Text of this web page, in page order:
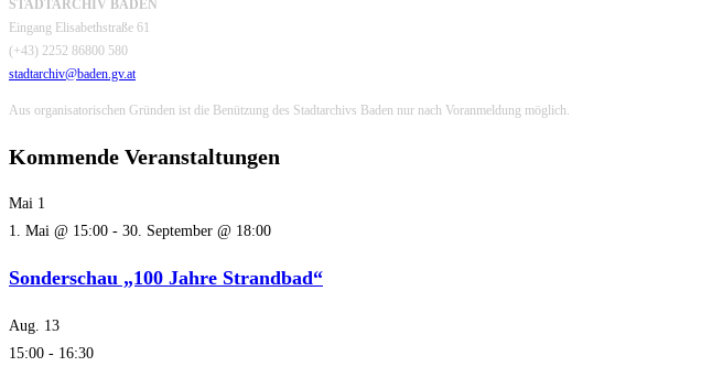
STADTARCHIV BADEN
Eingang Elisabethstraße 61
(+43) 2252 86800 580
stadtarchiv@baden.gv.at
Aus organisatorischen Gründen ist die Benützung des Stadtarchivs Baden nur nach Voranmeldung möglich.
Kommende Veranstaltungen
Mai 1
1. Mai @ 15:00 - 30. September @ 18:00
Sonderschau „100 Jahre Strandbad“
Aug. 13
15:00 - 16:30